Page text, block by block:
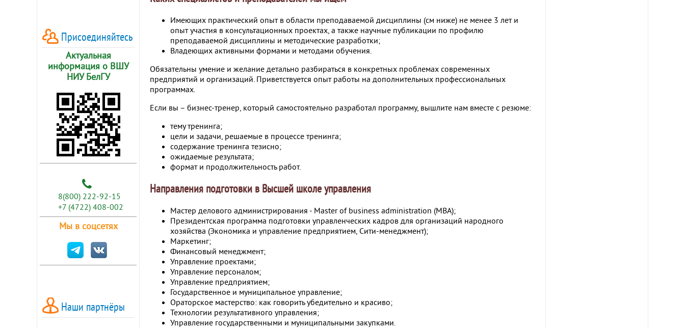
Присоединяйтесь
Актуальная
информация о ВШУ
НИУ БелГУ
8(800) 222-92-15
+7 (4722) 408-002
Мы в соцсетях
Наши партнёры
Имеющих практический опыт в области преподаваемой дисциплины (см ниже) не менее 3 лет и
опыт участия в консультационных проектах, а также научные публикации по профилю
преподаваемой дисциплины и методические разработки;
Владеющих активными формами и методами обучения.
Обязательны умение и желание детально разбираться в конкретных проблемах современных
предприятий и организаций. Приветствуется опыт работы на дополнительных профессиональных
программах.
Если вы – бизнес-тренер, который самостоятельно разработал программу, вышлите нам вместе с резюме:
тему тренинга;
цели и задачи, решаемые в процессе тренинга;
содержание тренинга тезисно;
ожидаемые результата;
формат и продолжительность работ.
Направления подготовки в Высшей школе управления
Мастер делового администрирования - Master of business administration (МВА);
Президентская программа подготовки управленческих кадров для организаций народного
хозяйства (Экономика и управление предприятием, Сити-менеджмент);
Маркетинг;
Финансовый менеджмент;
Управление проектами;
Управление персоналом;
Управление предприятием;
Государственное и муниципальное управление;
Ораторское мастерство: как говорить убедительно и красиво;
Технологии результативного управления;
Управление государственными и муниципальными закупками.